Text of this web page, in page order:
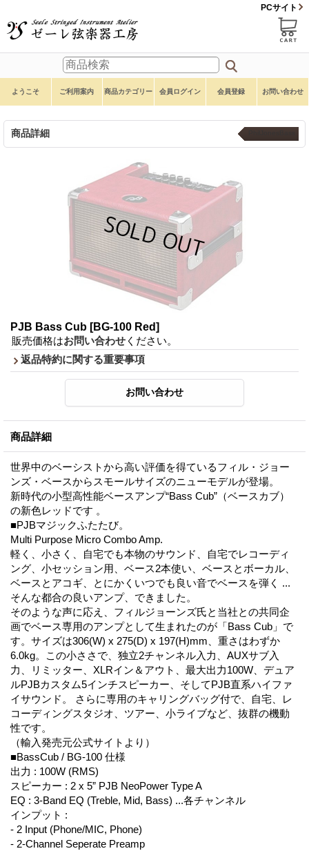
PCサイト
ようこそ ご利用案内 商品カテゴリー 会員ログイン 会員登録 お問い合わせ
商品詳細
PJB Bass Cub [BG-100 Red]
販売価格はお問い合わせ ください。
返品特約に関する重要事項
商品詳細
世界中のベーシストから高い評価を得ているフィル・ジョー
ンズ・ベースからスモールサイズのニューモデルが登場。
新時代の小型高性能ベースアンプ“Bass Cub”（ベースカブ）
の新色レッドです 。
■PJBマジックふたたび。
Multi Purpose Micro Combo Amp.
軽く、小さく、自宅でも本物のサウンド、自宅でレコーディ
ング、小セッション用、ベース2本使い、ベースとボーカル、
ベースとアコギ、とにかくいつでも良い音でベースを弾く ...
そんな都合の良いアンプ、できました。
そのような声に応え、フィルジョーンズ氏と当社との共同企
画でベース専用のアンプとして生まれたのが「Bass Cub」で
す。サイズは306(W) x 275(D) x 197(H)mm、重さはわずか
6.0kg。この小ささで、独立2チャンネル入力、AUXサブ入
力、リミッター、XLRイン＆アウト、最大出力100W、デュア
ルPJBカスタム5インチスピーカー、そしてPJB直系ハイファ
イサウンド。 さらに専用のキャリングバッグ付で、自宅、レ
コーディングスタジオ、ツアー、小ライブなど、抜群の機動
性です。
（輸入発売元公式サイトより）
■BassCub / BG-100 仕様
出力 : 100W (RMS)
スピーカー : 2 x 5” PJB NeoPower Type A
EQ : 3-Band EQ (Treble, Mid, Bass) ...各チャンネル
インプット :
- 2 Input (Phone/MIC, Phone)
- 2-Channel Seperate Preamp